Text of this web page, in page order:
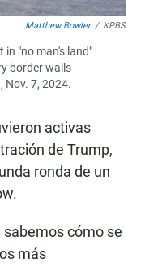
Matthew Bowler / KPBS
in "no man's land"
border walls
Nov. 7, 2024.
activas
de Trump,
ronda de un
sabemos cómo se
más